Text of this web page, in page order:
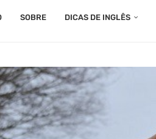
SOBRE DICAS DE INGLÊS